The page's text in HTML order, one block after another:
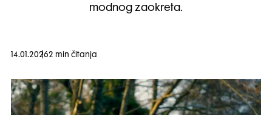
modnog zaokreta.
14.01.20262 min čitanja